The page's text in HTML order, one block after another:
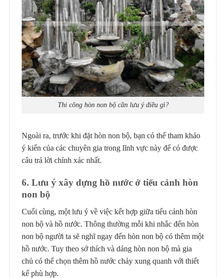
Thi công hòn non bộ cần lưu ý điều gì?
Ngoài ra, trước khi đặt hòn non bộ, bạn có thể tham khảo
ý kiến của các chuyên gia trong lĩnh vực này để có được
câu trả lời chính xác nhất.
6. Lưu ý xây dựng hồ nước ở tiểu cảnh hòn
non bộ
Cuối cùng, một lưu ý về việc kết hợp giữa tiểu cảnh hòn
non bộ và hồ nước. Thông thường mỗi khi nhắc đến hòn
non bộ người ta sẽ nghĩ ngay đến hòn non bộ có thêm một
hồ nước. Tuy theo sở thích và dáng hòn non bộ mà gia
chủ có thể chọn thêm hồ nước chảy xung quanh với thiết
kế phù hợp.